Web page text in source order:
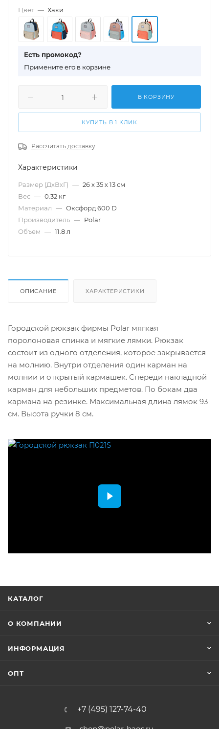
Цвет — Хаки
Есть промокод?
Примените его в корзине
В КОРЗИНУ
КУПИТЬ В 1 КЛИК
Рассчитать доставку
Характеристики
Размер (ДхВхГ) — 26 х 35 х 13 см
Вес — 0.32 кг
Материал — Оксфорд 600 D
Производитель — Polar
Объем — 11.8 л
ОПИСАНИЕ ХАРАКТЕРИСТИКИ
Городской рюкзак фирмы Polar мягкая
поролоновая спинка и мягкие лямки. Рюкзак
состоит из одного отделения, которое закрывается
на молнию. Внутри отделения один карман на
молнии и открытый кармашек. Спереди накладной
карман для небольших предметов. По бокам два
кармана на резинке. Максимальная длина лямок 93
см. Высота ручки 8 см.
КАТАЛОГ
О КОМПАНИИ
ИНФОРМАЦИЯ
ОПТ
+7 (495) 127-74-40